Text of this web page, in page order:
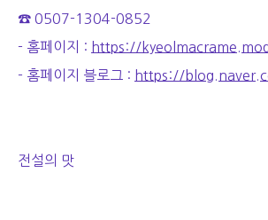
☎ 0507-1304-0852
- 홈페이지 : https://
- 홈페이지 블로그 : https://
전설의 맛